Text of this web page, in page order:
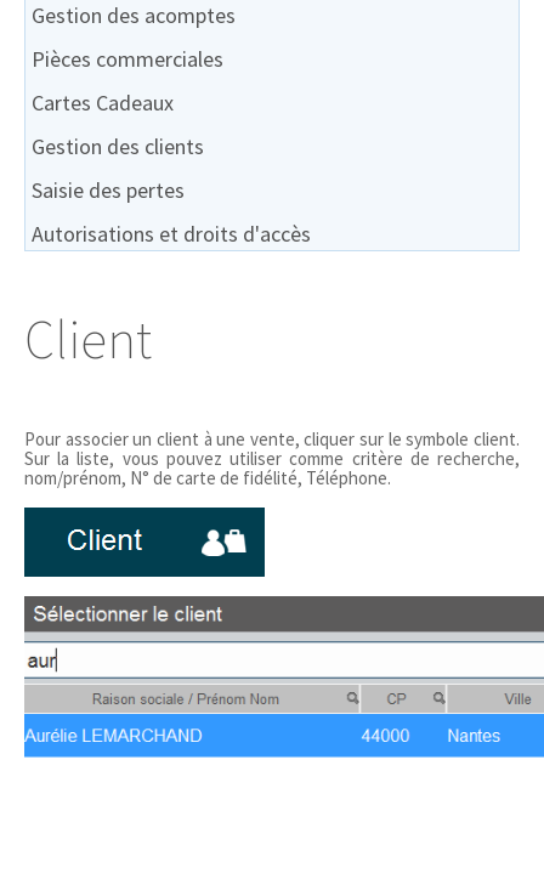
Gestion des acomptes
Pièces commerciales
Cartes Cadeaux
Gestion des clients
Saisie des pertes
Autorisations et droits d'accès
Client
Pour associer un client à une vente, cliquer sur le symbole client.
Sur la liste, vous pouvez utiliser comme critère de recherche,
nom/prénom, N° de carte de fidélité, Téléphone.